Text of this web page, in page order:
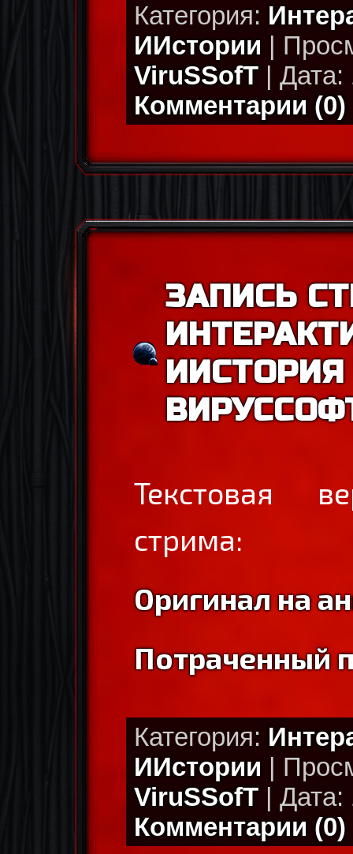
Категория:
ИИстории |
ViruSSofT | Дата:
Комментарии (0)
ЗАПИСЬ
ИИСТОРИЯ
Текстовая
стрима:
Оригинал на
Потраченный
Категория:
ИИстории |
ViruSSofT | Дата:
Комментарии (0)